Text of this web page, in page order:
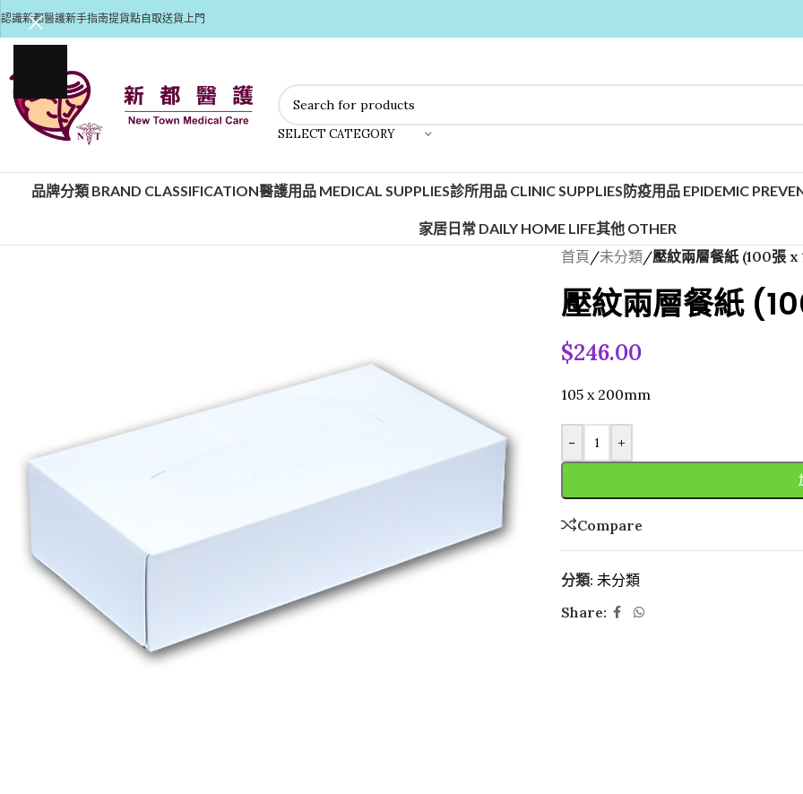
認識新都醫護新手指南提貨點自取送貨上門
SELECT CATEGORY
品牌分類 BRAND CLASSIFICATION醫護用品 MEDICAL SUPPLIES診所用品 CLINIC SUPPLIES防疫用品 EPIDEMIC
家居日常 DAILY HOME LIFE其他 OTHER
首頁/未分類/壓紋兩層餐紙 (100張 x
壓紋兩層餐紙
$246.00
105 x 200mm
- +
Compare
分類: 未分類
Share: